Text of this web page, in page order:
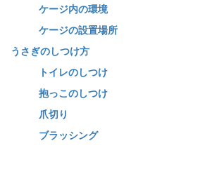
ケージ内の環境
ケージの設置場所
うさぎのしつけ方
トイレのしつけ
抱っこのしつけ
爪切り
ブラッシング